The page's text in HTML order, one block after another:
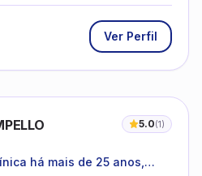
Ver Perfil
5.0(1)
há mais de 25 anos,